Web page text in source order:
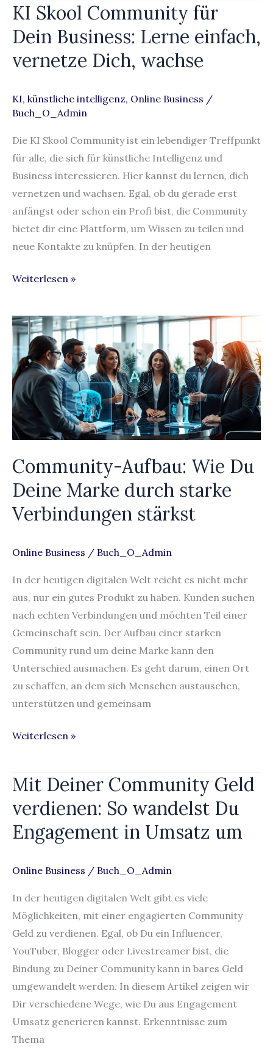
KI Skool Community für
Dein Business: Lerne einfach,
vernetze Dich, wachse
KI, künstliche intelligenz, Online Business /
Buch_O_Admin
Die KI Skool Community ist ein lebendiger Treffpunkt
für alle, die sich für künstliche Intelligenz und
Business interessieren. Hier kannst du lernen, dich
vernetzen und wachsen. Egal, ob du gerade erst
anfängst oder schon ein Profi bist, die Community
bietet dir eine Plattform, um Wissen zu teilen und
neue Kontakte zu knüpfen. In der heutigen
KI
Community
für
Business:
Lerne
Weiterlesen »
Community-Aufbau: Wie Du
Deine Marke durch starke
Verbindungen stärkst
Online Business / Buch_O_Admin
In der heutigen digitalen Welt reicht es nicht mehr
aus, nur ein gutes Produkt zu haben. Kunden suchen
nach echten Verbindungen und möchten Teil einer
Gemeinschaft sein. Der Aufbau einer starken
Community rund um deine Marke kann den
Unterschied ausmachen. Es geht darum, einen Ort
zu schaffen, an dem sich Menschen austauschen,
unterstützen und gemeinsam
Community-
Aufbau:
Wie
Du
Deine
Marke
durch
Verbindungen
stärkst
Weiterlesen »
Mit Deiner Community Geld
verdienen: So wandelst Du
Engagement in Umsatz um
Online Business / Buch_O_Admin
In der heutigen digitalen Welt gibt es viele
Möglichkeiten, mit einer engagierten Community
Geld zu verdienen. Egal, ob Du ein Influencer,
YouTuber, Blogger oder Livestreamer bist, die
Bindung zu Deiner Community kann in bares Geld
umgewandelt werden. In diesem Artikel zeigen wir
Dir verschiedene Wege, wie Du aus Engagement
Umsatz generieren kannst. Erkenntnisse zum
Thema
Mit
Community
Geld
So
Du
Engagement
in
Umsatz
um